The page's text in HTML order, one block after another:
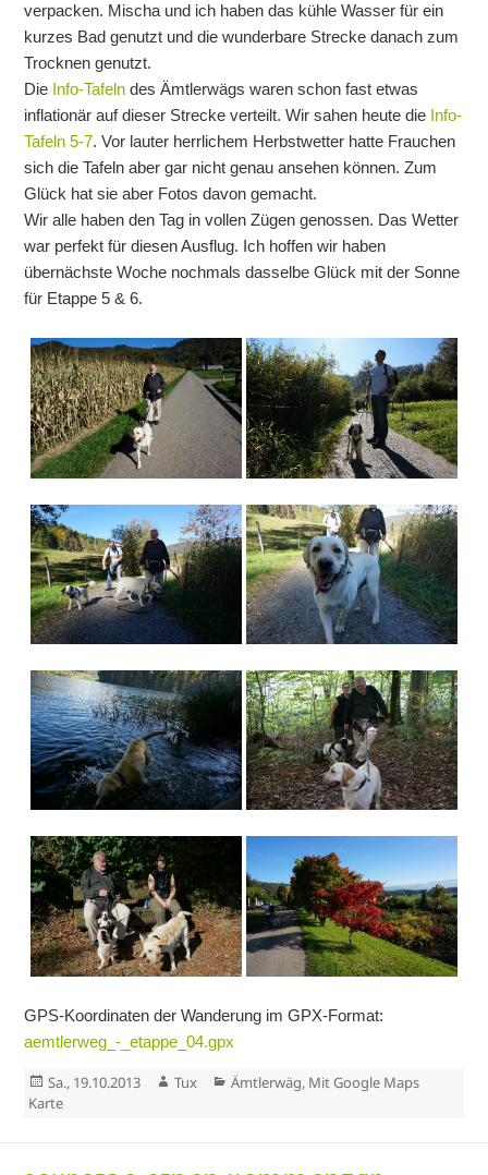
verpacken. Mischa und ich haben das kühle Wasser für ein
kurzes Bad genutzt und die wunderbare Strecke danach zum
Trocknen genutzt.
Die Info-Tafeln des Ämtlerwägs waren schon fast etwas
inflationär auf dieser Strecke verteilt. Wir sahen heute die Info-
Tafeln 5-7. Vor lauter herrlichem Herbstwetter hatte Frauchen
sich die Tafeln aber gar nicht genau ansehen können. Zum
Glück hat sie aber Fotos davon gemacht.
Wir alle haben den Tag in vollen Zügen genossen. Das Wetter
war perfekt für diesen Ausflug. Ich hoffen wir haben
übernächste Woche nochmals dasselbe Glück mit der Sonne
für Etappe 5 & 6.
GPS-Koordinaten der Wanderung im GPX-Format:
aemtlerweg_-_etappe_04.gpx
Veröffentlicht
am
Sa., 19.10.2013 Autor
Tux Kategorien
Ämtlerwäg, Mit Google Maps
Karte